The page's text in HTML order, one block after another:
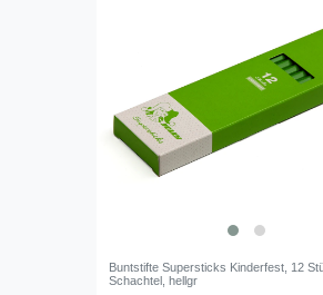
Buntstifte Supersticks Kinderfest, 12
Schachtel, hellgr